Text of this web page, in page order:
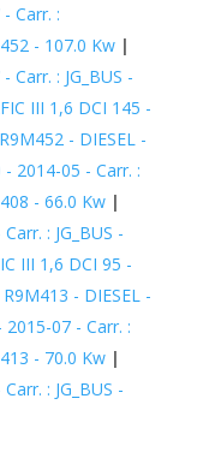
Carr. :
- 107.0 Kw|
Carr. : JG_BUS -
III 1,6 DCI 145 -
- DIESEL -
- 2014-05 - Carr. :
- 66.0 Kw|
: JG_BUS -
III 1,6 DCI 95 -
- DIESEL -
2015-07 - Carr. :
- 70.0 Kw|
: JG_BUS -